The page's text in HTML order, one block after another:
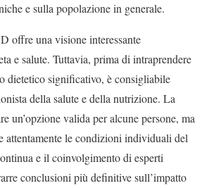
e sulla popolazione in generale.
offre una visione interessante
e salute. Tuttavia, prima di intraprendere
dietetico significativo, è consigliabile
della salute e della nutrizione. La
un’opzione valida per alcune persone, ma
attentamente le condizioni individuali del
e il coinvolgimento di esperti
conclusioni più definitive sull’impatto